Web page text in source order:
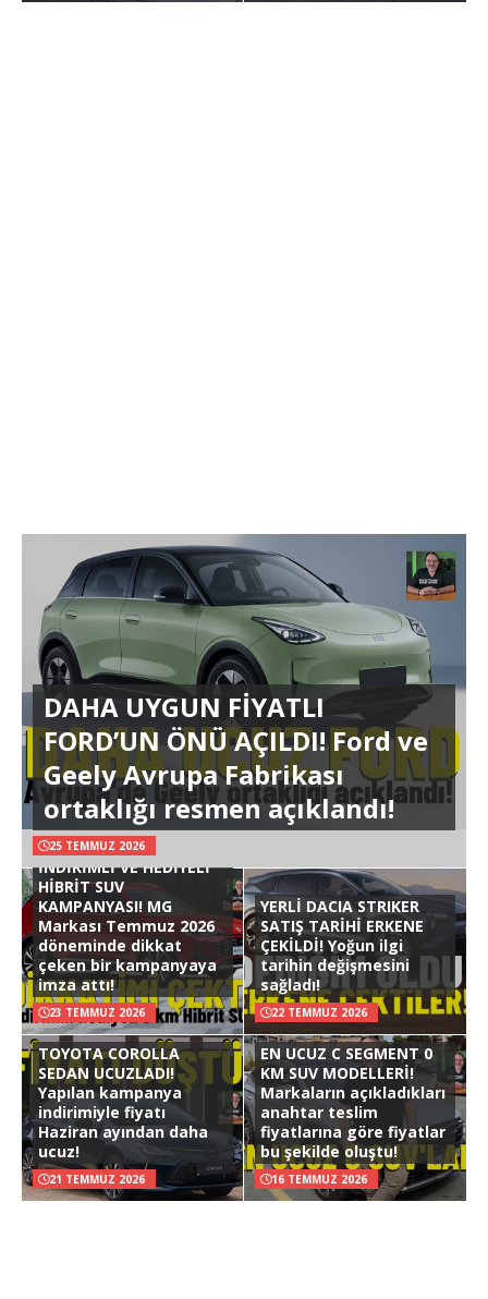
DAHA UYGUN FİYATLI
FORD’UN ÖNÜ AÇILDI! Ford ve
Geely Avrupa Fabrikası
ortaklığı resmen açıklandı!
25 TEMMUZ 2026
İNDİRİMLİ VE HEDİYELİ
HİBRİT SUV
KAMPANYASI! MG
Markası Temmuz 2026
döneminde dikkat
çeken bir kampanyaya
imza attı!
23 TEMMUZ 2026
YERLİ DACIA STRIKER
SATIŞ TARİHİ ERKENE
ÇEKİLDİ! Yoğun ilgi
tarihin değişmesini
sağladı!
22 TEMMUZ 2026
TOYOTA COROLLA
SEDAN UCUZLADI!
Yapılan kampanya
indirimiyle fiyatı
Haziran ayından daha
ucuz!
21 TEMMUZ 2026
EN UCUZ C SEGMENT 0
KM SUV MODELLERİ!
Markaların açıkladıkları
anahtar teslim
fiyatlarına göre fiyatlar
bu şekilde oluştu!
16 TEMMUZ 2026